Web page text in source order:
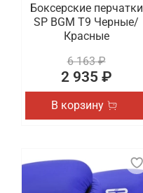
Боксерские перчатки
SP BGM T9 Черные/
Красные
6 163 ₽
2 935 ₽
В корзину